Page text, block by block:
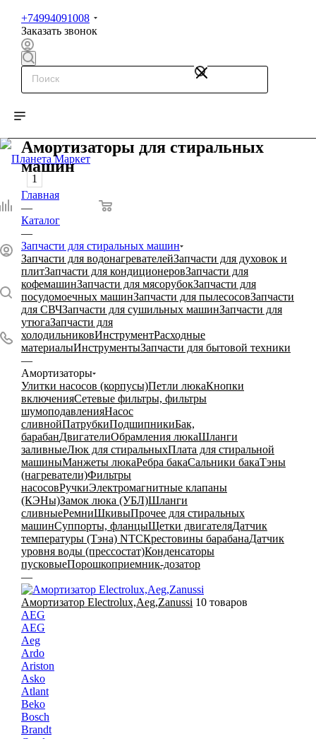
+74994091008
Заказать звонок
0
Амортизаторы для стиральных
машин
1
Главная
—
Каталог
—
Запчасти для стиральных машин
Запчасти для водонагревателейЗапчасти для духовок и
плитЗапчасти для кондиционеровЗапчасти для
кофемашинЗапчасти для мясорубокЗапчасти для
посудомоечных машинЗапчасти для пылесосовЗапчасти
для СВЧЗапчасти для сушильных машинЗапчасти для
утюгаЗапчасти для
холодильниковИнструментРасходные
материалыИнструментыЗапчасти для бытовой техники
—
Амортизаторы
Улитки насосов (корпусы)Петли люкаКнопки
включенияСетевые фильтры, фильтры
шумоподавленияНасос
сливнойПатрубкиПодшипникиБак,
барабанДвигателиОбрамления люкаШланги
заливныеЛюк для стиральныхПлата для стиральной
машиныМанжеты люкаРебра бакаСальники бакаТэны
(нагреватели)Фильтры
насосовРучкиЭлектромагнитные клапаны
(КЭНы)Замок люка (УБЛ)Шланги
сливныеРемниШкивыПрочее для стиральных
машинСуппорты, фланцыЩетки двигателяДатчик
температуры (Тэна) NTCКрестовины барабанаДатчик
уровня воды (прессостат)Конденсаторы
пусковыеПорошкоприемник-дозатор
—
Амортизатор Electrolux,Aeg,Zanussi 10 товаров
AEG
AEG
Aeg
Ardo
Ariston
Asko
Atlant
Beko
Bosch
Brandt